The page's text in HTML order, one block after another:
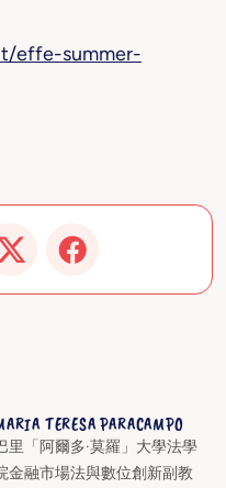
effe-summer-
TERESA PARACAMPO
里「阿爾多·莫羅」大學法學
金融市場法與數位創新副教